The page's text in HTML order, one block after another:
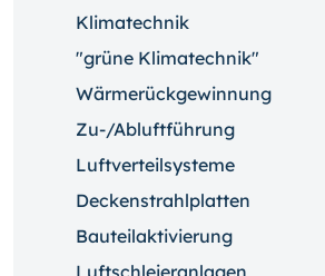
Klimatechnik
"grüne Klimatechnik"
Wärmerückgewinnung
Zu-/Abluftführung
Luftverteilsysteme
Deckenstrahlplatten
Bauteilaktivierung